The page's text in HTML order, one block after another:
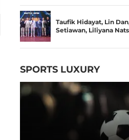
Taufik Hidayat, Lin
Setiawan, Liliyana
SPORTS LUXURY